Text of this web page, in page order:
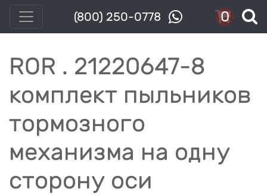
(800) 250-0778 0
ROR . 21220647-8
комплект пыльников
тормозного
механизма на одну
сторону оси